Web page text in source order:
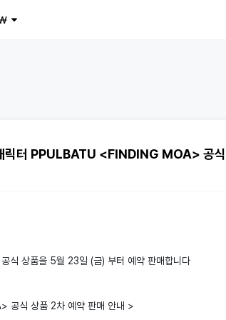
PPULBATU <FINDING MOA> 공식
상품을 5월 23일 (금) 부터 예약 판매합니다
식 상품 2차 예약 판매 안내 >